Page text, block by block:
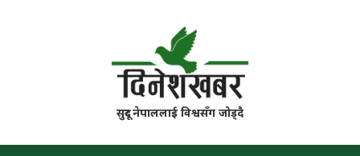
सुदूर नेपाललाई विश्वसँग जोड्दै